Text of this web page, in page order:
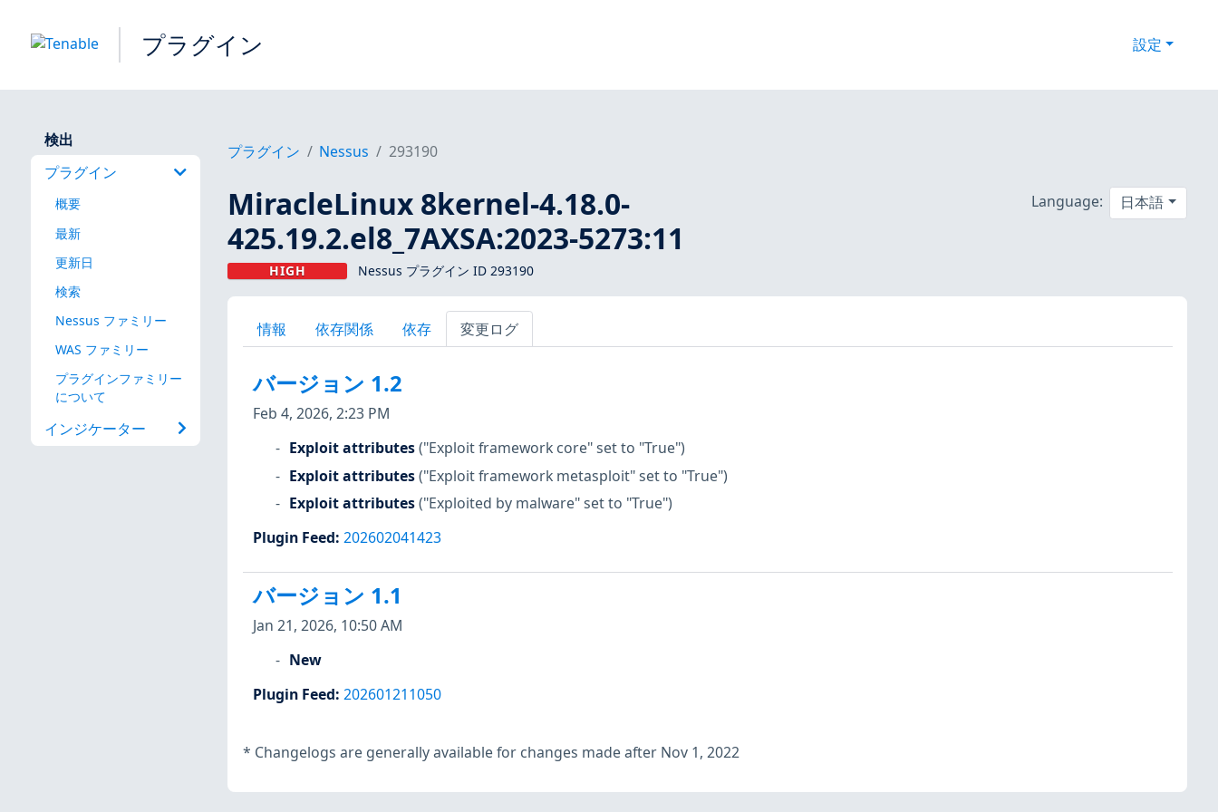
プラグイン 設定
検出
プラグイン
概要
最新
更新日
検索
Nessus ファミリー
WAS ファミリー
プラグインファミリー
について
インジケーター
プラグイン Nessus 293190
MiracleLinux 8kernel-4.18.0-
425.19.2.el8_7AXSA:2023-5273:11
HIGH Nessus プラグイン ID 293190
Language: 日本語
情報 依存関係 依存 変更ログ
バージョン 1.2
Feb 4, 2026, 2:23 PM
Exploit attributes("Exploit framework core" set to "True")
Exploit attributes("Exploit framework metasploit" set to "True")
Exploit attributes("Exploited by malware" set to "True")
Plugin Feed: 202602041423
バージョン 1.1
Jan 21, 2026, 10:50 AM
New
Plugin Feed: 202601211050
* Changelogs are generally available for changes made after Nov 1, 2022